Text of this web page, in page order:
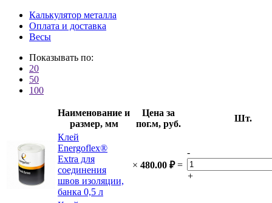
Калькулятор металла
Оплата и доставка
Весы
Показывать по:
20
50
100
Наименование и
размер, мм
Цена за
пог.м, руб.
Шт.
Клей
Energoflex®
Extra для
соединения
швов изоляции,
банка 0,5 л
× 480.00 ₽ =
-
+